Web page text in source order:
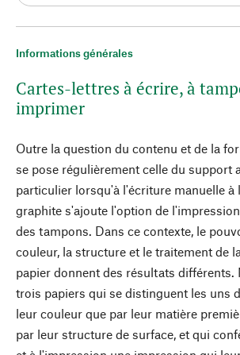
Informations générales
Cartes-lettres à écrire, à
imprimer
Outre la question du contenu et de la
se pose régulièrement celle du support
particulier lorsqu'à l'écriture manuelle à
graphite s'ajoute l'option de
des tampons. Dans ce contexte, le
couleur, la structure et le traitement de
papier donnent des résultats différents.
trois papiers qui se distinguent les uns
leur couleur que par leur matière
par leur structure de surface, et qui